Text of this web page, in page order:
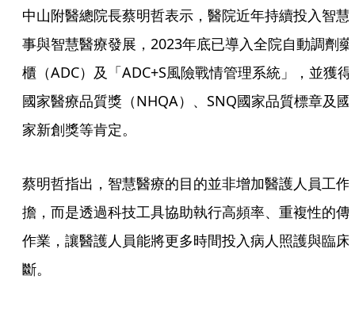
中山附醫總院長蔡明哲表示，醫院近年持續投入智慧
事與智慧醫療發展，2023年底已導入全院自動調劑藥
櫃（ADC）及「ADC+S風險戰情管理系統」，並獲得
國家醫療品質獎（NHQA）、SNQ國家品質標章及國
家新創獎等肯定。
蔡明哲指出，智慧醫療的目的並非增加醫護人員工作
擔，而是透過科技工具協助執行高頻率、重複性的傳
作業，讓醫護人員能將更多時間投入病人照護與臨床
斷。